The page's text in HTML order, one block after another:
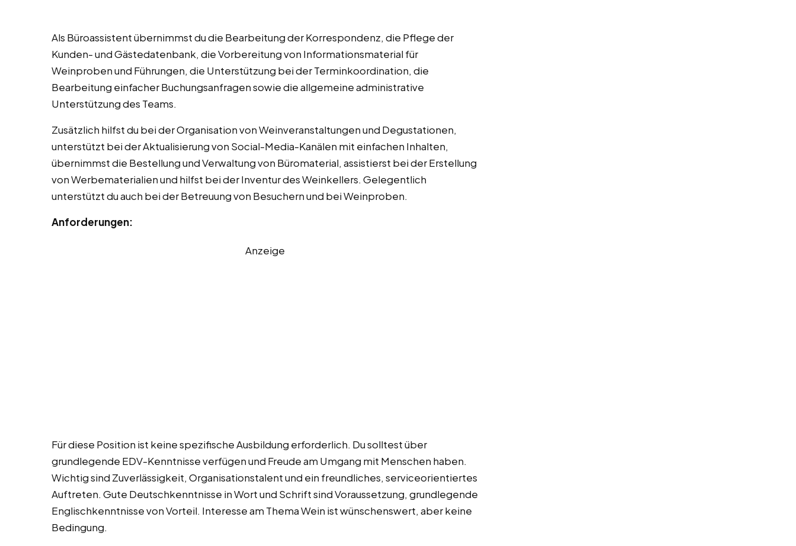
Als Büroassistent übernimmst du die Bearbeitung der Korrespondenz, die Pflege der
Kunden- und Gästedatenbank, die Vorbereitung von Informationsmaterial für
Weinproben und Führungen, die Unterstützung bei der Terminkoordination, die
Bearbeitung einfacher Buchungsanfragen sowie die allgemeine administrative
Unterstützung des Teams.
Zusätzlich hilfst du bei der Organisation von Weinveranstaltungen und Degustationen,
unterstützt bei der Aktualisierung von Social-Media-Kanälen mit einfachen Inhalten,
übernimmst die Bestellung und Verwaltung von Büromaterial, assistierst bei der Erstellung
von Werbematerialien und hilfst bei der Inventur des Weinkellers. Gelegentlich
unterstützt du auch bei der Betreuung von Besuchern und bei Weinproben.
Anforderungen:
Anzeige
Für diese Position ist keine spezifische Ausbildung erforderlich. Du solltest über
grundlegende EDV-Kenntnisse verfügen und Freude am Umgang mit Menschen haben.
Wichtig sind Zuverlässigkeit, Organisationstalent und ein freundliches, serviceorientiertes
Auftreten. Gute Deutschkenntnisse in Wort und Schrift sind Voraussetzung, grundlegende
Englischkenntnisse von Vorteil. Interesse am Thema Wein ist wünschenswert, aber keine
Bedingung.